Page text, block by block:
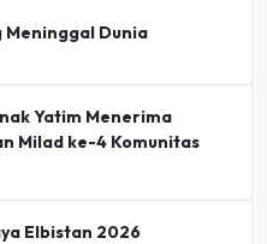
Dunia
Yatim Menerima
Milad ke-4 Komunitas
Elbistan 2026